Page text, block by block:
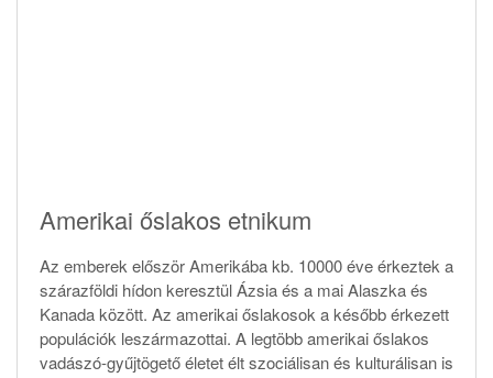
Amerikai őslakos etnikum
Az emberek először Amerikába kb. 10000 éve érkeztek a
szárazföldi hídon keresztül Ázsia és a mai Alaszka és
Kanada között. Az amerikai őslakosok a később érkezett
populációk leszármazottai. A legtöbb amerikai őslakos
vadászó-gyűjtögető életet élt szociálisan és kulturálisan is